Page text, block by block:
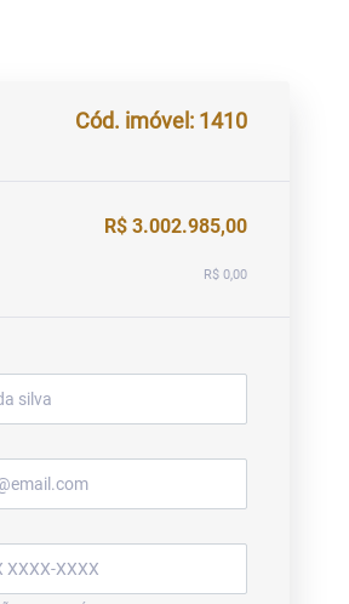
Cód. imóvel: 1410
R$ 3.002.985,00
R$ 0,00